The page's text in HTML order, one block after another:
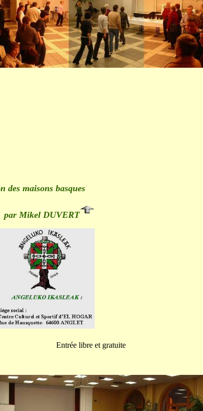
des maisons basques
par Mikel DUVERT
Entrée libre et gratuite